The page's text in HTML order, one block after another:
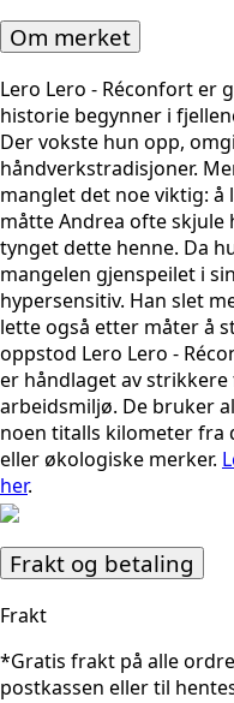
Om merket
Lero Lero - Réconfort er
historie begynner i
Der vokste hun opp,
håndverkstradisjoner.
manglet det noe viktig:
måtte Andrea ofte skjule
tynget dette henne. Da
mangelen gjenspeilet i
hypersensitiv. Han slet
lette også etter måter å
oppstod Lero Lero -
er håndlaget av
arbeidsmiljø. De bruker
noen titalls kilometer fra
eller økologiske merker.
her.
Frakt og betaling
Frakt
*Gratis frakt på alle
postkassen eller til